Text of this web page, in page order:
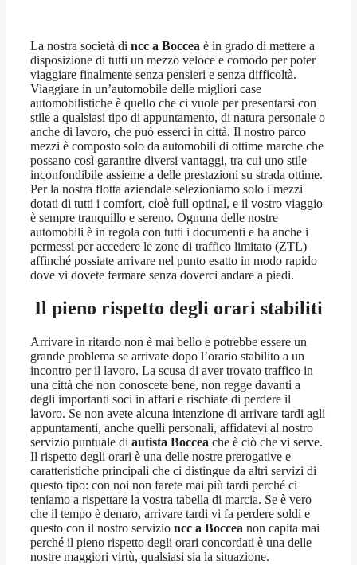
La nostra società di ncc a Boccea è in grado di mettere a
disposizione di tutti un mezzo veloce e comodo per poter
viaggiare finalmente senza pensieri e senza difficoltà.
Viaggiare in un’automobile delle migliori case
automobilistiche è quello che ci vuole per presentarsi con
stile a qualsiasi tipo di appuntamento, di natura personale o
anche di lavoro, che può esserci in città. Il nostro parco
mezzi è composto solo da automobili di ottime marche che
possano così garantire diversi vantaggi, tra cui uno stile
inconfondibile assieme a delle prestazioni su strada ottime.
Per la nostra flotta aziendale selezioniamo solo i mezzi
dotati di tutti i comfort, cioè full optinal, e il vostro viaggio
è sempre tranquillo e sereno. Ognuna delle nostre
automobili è in regola con tutti i documenti e ha anche i
permessi per accedere le zone di traffico limitato (ZTL)
affinché possiate arrivare nel punto esatto in modo rapido
dove vi dovete fermare senza doverci andare a piedi.
Il pieno rispetto degli orari stabiliti
Arrivare in ritardo non è mai bello e potrebbe essere un
grande problema se arrivate dopo l’orario stabilito a un
incontro per il lavoro. La scusa di aver trovato traffico in
una città che non conoscete bene, non regge davanti a
degli importanti soci in affari e rischiate di perdere il
lavoro. Se non avete alcuna intenzione di arrivare tardi agli
appuntamenti, anche quelli personali, affidatevi al nostro
servizio puntuale di autista Boccea che è ciò che vi serve.
Il rispetto degli orari è una delle nostre prerogative e
caratteristiche principali che ci distingue da altri servizi di
questo tipo: con noi non farete mai più tardi perché ci
teniamo a rispettare la vostra tabella di marcia. Se è vero
che il tempo è denaro, arrivare tardi vi fa perdere soldi e
questo con il nostro servizio ncc a Boccea non capita mai
perché il pieno rispetto degli orari concordati è una delle
nostre maggiori virtù, qualsiasi sia la situazione.